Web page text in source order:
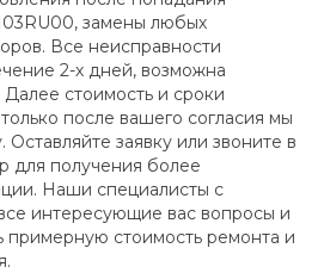
замены любых
Все неисправности
2-х дней, возможна
Далее стоимость и сроки
после вашего согласия мы
заявку или звоните в
для получения более
Наши специалисты с
интересующие вас вопросы и
примерную стоимость ремонта и